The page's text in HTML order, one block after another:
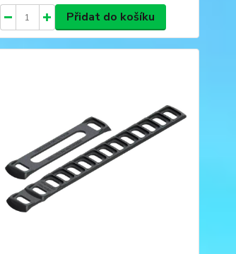
Přidat do košíku